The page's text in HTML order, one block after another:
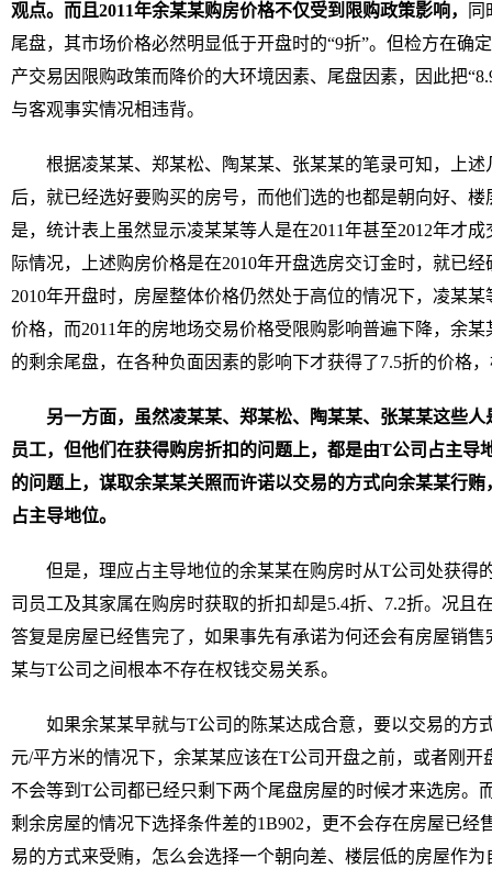
观点。而且2011年余某某购房价格不仅受到限购政策影响，
同
尾盘，其市场价格必然明显低于开盘时的“9折”。但检方在确
产交易因限购政策而降价的大环境因素、尾盘因素，因此把
与客观事实情况相违背。
根据凌某某、郑某松、陶某某、张某某的笔录可知，上
后，就已经选好要购买的房号，而他们选的也都是朝向好、
是，统计表上虽然显示凌某某等人是在2011年甚至2012年才
际情况，上述购房价格是在2010年开盘选房交订金时，就已
2010年开盘时，房屋整体价格仍然处于高位的情况下，凌某
价格，而2011年的房地场交易价格受限购影响普遍下降，余
的剩余尾盘，在各种负面因素的影响下才获得了7.5折的价格
另一方面，虽然凌某某、郑某松、陶某某、张某某这些
员工，但他们在获得购房折扣的问题上，都是由T公司占主导
的问题上，谋取余某某关照而许诺以交易的方式向余某某行
占主导地位。
但是，理应占主导地位的余某某在购房时从T公司处获得
司员工及其家属在购房时获取的折扣却是5.4折、7.2折。况且
答复是房屋已经售完了，如果事先有承诺为何还会有房屋销
某与T公司之间根本不存在权钱交易关系。
如果余某某早就与T公司的陈某达成合意，要以交易的方
元/平方米的情况下，余某某应该在T公司开盘之前，或者刚
不会等到T公司都已经只剩下两个尾盘房屋的时候才来选房。
剩余房屋的情况下选择条件差的1B902，更不会存在房屋已经
易的方式来受贿，怎么会选择一个朝向差、楼层低的房屋作